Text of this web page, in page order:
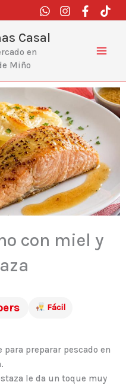
Casal
en
Miño
con miel y
Fácil
preparar pescado en
le da un toque muy